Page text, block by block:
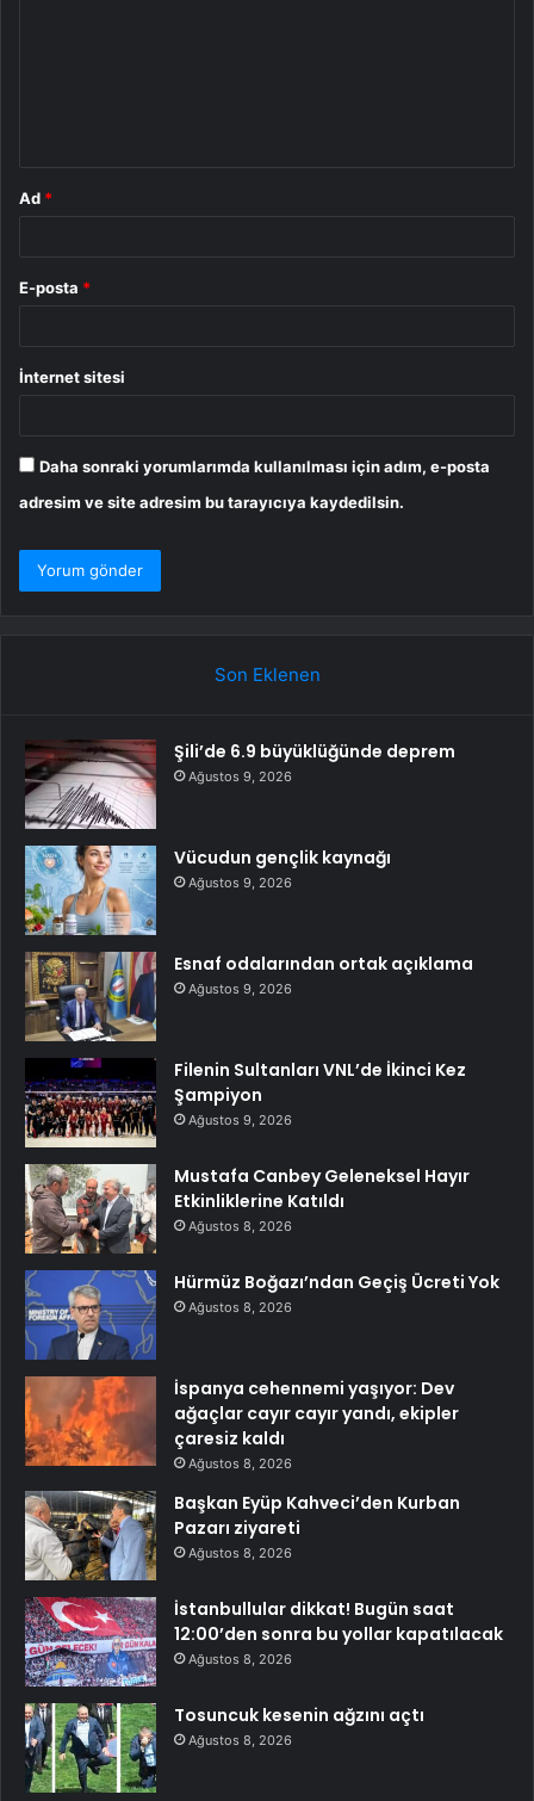
Ad *
E-posta *
İnternet sitesi
Daha sonraki yorumlarımda kullanılması için adım, e-posta
adresim ve site adresim bu tarayıcıya kaydedilsin.
Son Eklenen
Şili’de 6.9 büyüklüğünde deprem
Ağustos 9, 2026
Vücudun gençlik kaynağı
Ağustos 9, 2026
Esnaf odalarından ortak açıklama
Ağustos 9, 2026
Filenin Sultanları VNL’de İkinci Kez
Şampiyon
Ağustos 9, 2026
Mustafa Canbey Geleneksel Hayır
Etkinliklerine Katıldı
Ağustos 8, 2026
Hürmüz Boğazı’ndan Geçiş Ücreti Yok
Ağustos 8, 2026
İspanya cehennemi yaşıyor: Dev
ağaçlar cayır cayır yandı, ekipler
çaresiz kaldı
Ağustos 8, 2026
Başkan Eyüp Kahveci’den Kurban
Pazarı ziyareti
Ağustos 8, 2026
İstanbullular dikkat! Bugün saat
12:00’den sonra bu yollar kapatılacak
Ağustos 8, 2026
Tosuncuk kesenin ağzını açtı
Ağustos 8, 2026